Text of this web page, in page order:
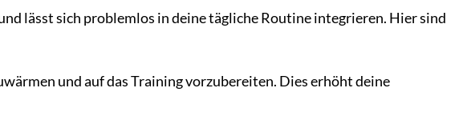
lässt sich problemlos in deine tägliche Routine integrieren. Hier sind
und auf das Training vorzubereiten. Dies erhöht deine